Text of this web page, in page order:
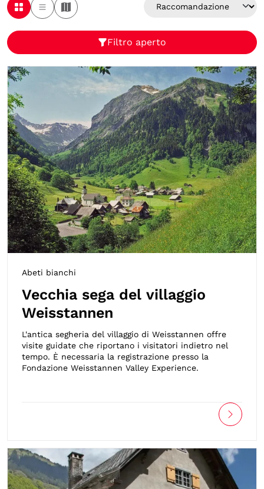
Filtro aperto
Abeti bianchi
Vecchia sega del villaggio
Weisstannen
L'antica segheria del villaggio di Weisstannen offre
visite guidate che riportano i visitatori indietro nel
tempo. È necessaria la registrazione presso la
Fondazione Weisstannen Valley Experience.